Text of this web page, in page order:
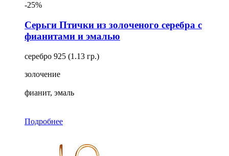
-25%
Серьги Птички из золоченого серебра с
фианитами и эмалью
серебро 925 (1.13 гр.)
золочение
фианит, эмаль
Подробнее